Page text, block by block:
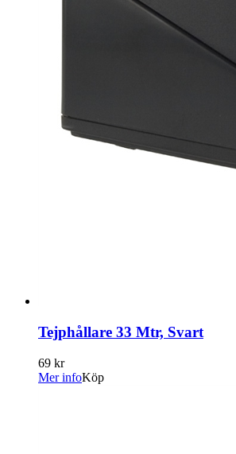
Tejphållare 33 Mtr, Svart
69 kr
Mer infoKöp